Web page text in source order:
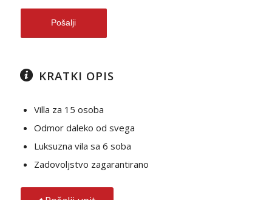
KRATKI OPIS
Villa za 15 osoba
Odmor daleko od svega
Luksuzna vila sa 6 soba
Zadovoljstvo zagarantirano